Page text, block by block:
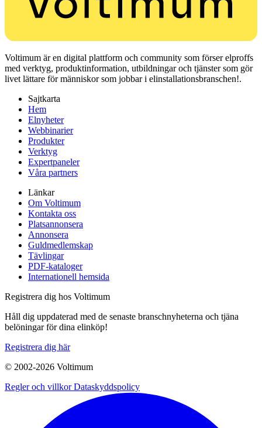
Voltimum är en digital plattform och community som förser elproffs
med verktyg, produktinformation, utbildningar och tjänster som gör
livet lättare för människor som jobbar i elinstallationsbranschen!.
Sajtkarta
Hem
Elnyheter
Webbinarier
Produkter
Verktyg
Expertpaneler
Våra partners
Länkar
Om Voltimum
Kontakta oss
Platsannonsera
Annonsera
Guldmedlemskap
Tävlingar
PDF-kataloger
Internationell hemsida
Registrera dig hos Voltimum
Håll dig uppdaterad med de senaste branschnyheterna och tjäna
belöningar för dina elinköp!
Registrera dig här
© 2002-2026 Voltimum
Regler och villkorDataskyddspolicy